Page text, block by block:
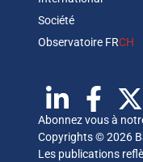
Société
Observatoire FRCH
Abonnez vous à
Copyrights © 2026
Les publications